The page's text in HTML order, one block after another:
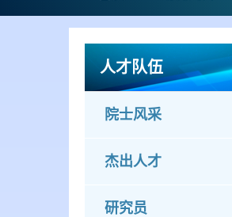
人才队伍
院士风采
杰出人才
研究员